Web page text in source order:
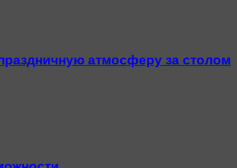
атмосферу за столом